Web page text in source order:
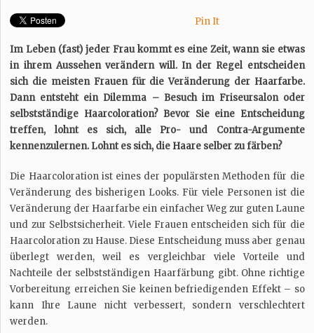
Pin It
Im Leben (fast) jeder Frau kommt es eine Zeit, wann sie etwas
in ihrem Aussehen verändern will. In der Regel entscheiden
sich die meisten Frauen für die Veränderung der Haarfarbe.
Dann entsteht ein Dilemma – Besuch im Friseursalon oder
selbstständige Haarcoloration? Bevor Sie eine Entscheidung
treffen, lohnt es sich, alle Pro- und Contra-Argumente
kennenzulernen. Lohnt es sich, die Haare selber zu färben?
Die Haarcoloration ist eines der populärsten Methoden für die
Veränderung des bisherigen Looks. Für viele Personen ist die
Veränderung der Haarfarbe ein einfacher Weg zur guten Laune
und zur Selbstsicherheit. Viele Frauen entscheiden sich für die
Haarcoloration zu Hause. Diese Entscheidung muss aber genau
überlegt werden, weil es vergleichbar viele Vorteile und
Nachteile der selbstständigen Haarfärbung gibt. Ohne richtige
Vorbereitung erreichen Sie keinen befriedigenden Effekt – so
kann Ihre Laune nicht verbessert, sondern verschlechtert
werden.